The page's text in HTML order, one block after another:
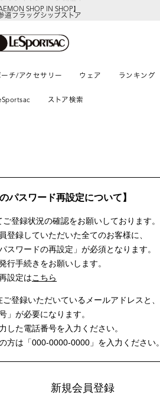
SHOP IN SHOP】
道フラッグシップストア
ーチ/アクセサリー ウェア ランキング
ストア検索
パスワード再設定について】
ご登録状況の確認をお願いしております。
登録していただいた全てのお客様に、
スワードの再設定」が必須となります。
行手続きをお願いします。
設定はこちら
ご登録いただいているメールアドレスと、
」が必要になります。
した電話番号を入力ください。
方は 「000-0000-0000」を入力ください。
新規会員登録